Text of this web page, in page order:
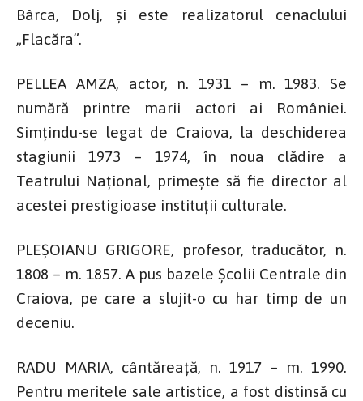
Bârca, Dolj, și este realizatorul cenaclului
„Flacăra”.
PELLEA AMZA, actor, n. 1931 – m. 1983. Se
numără printre marii actori ai României.
Simțindu-se legat de Craiova, la deschiderea
stagiunii 1973 – 1974, în noua clădire a
Teatrului Național, primește să fie director al
acestei prestigioase instituții culturale.
PLEȘOIANU GRIGORE, profesor, traducător, n.
1808 – m. 1857. A pus bazele Școlii Centrale din
Craiova, pe care a slujit-o cu har timp de un
deceniu.
RADU MARIA, cântăreață, n. 1917 – m. 1990.
Pentru meritele sale artistice, a fost distinsă cu